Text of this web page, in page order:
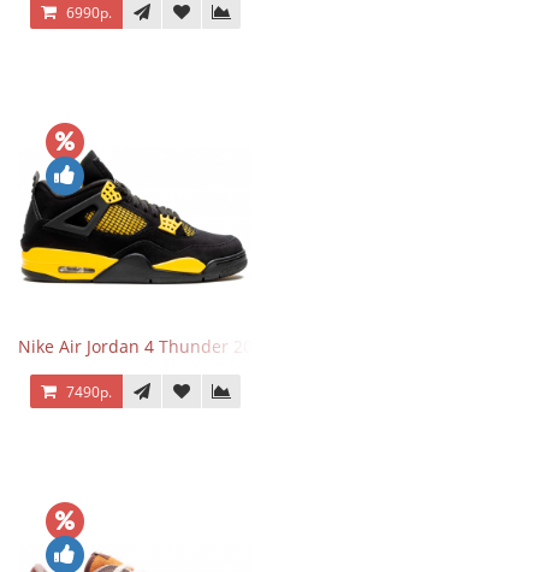
6990р.
Nike Air Jordan 4 Thunder 2023
7490р.